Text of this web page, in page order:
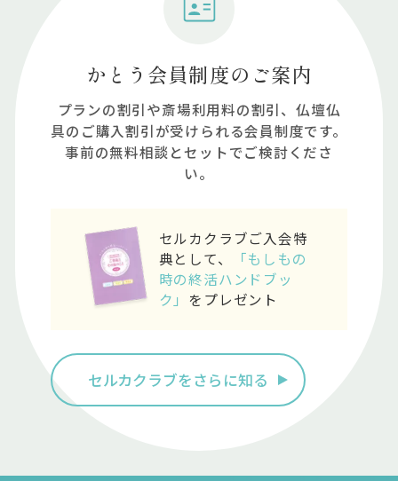
かとう会員制度のご案内
プランの割引や斎場利⽤料の割引、仏壇仏
具のご購⼊割引が受けられる会員制度です。
事前の無料相談とセットでご検討くださ
い。
セルカクラブご入会特
典として、
「もしもの
時の終活ハンドブッ
ク」 をプレゼント
セルカクラブをさらに知る